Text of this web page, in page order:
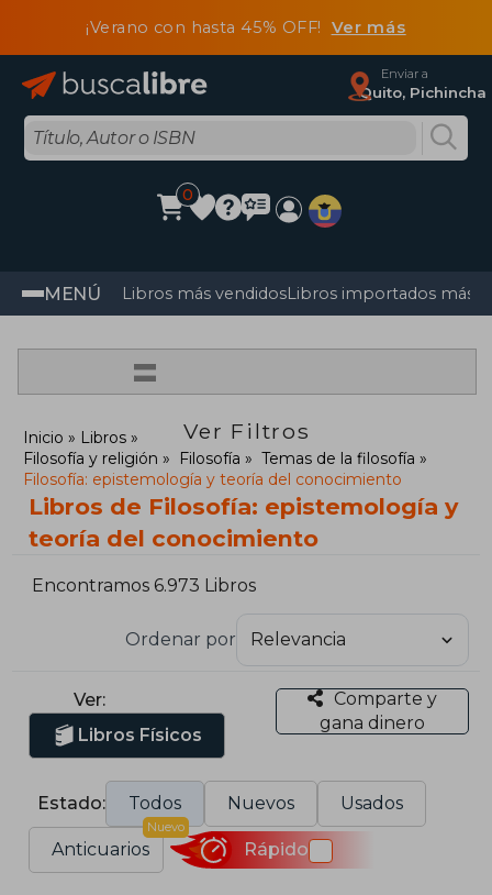
¡Verano con hasta 45% OFF! Ver más
Enviar a
Quito, Pichincha
0
MENÚ Libros más vendidosLibros importados más
=
Ver Filtros
Inicio
Libros
Filosofía y religión
Filosofía
Temas de la filosofía
Filosofía: epistemología y teoría del conocimiento
Libros de Filosofía: epistemología y
teoría del conocimiento
Encontramos 6.973 Libros
Ordenar por
Ver:
Libros Físicos
Comparte y
gana dinero
Estado: Todos Nuevos Usados
Anticuarios
Nuevo
Rápido